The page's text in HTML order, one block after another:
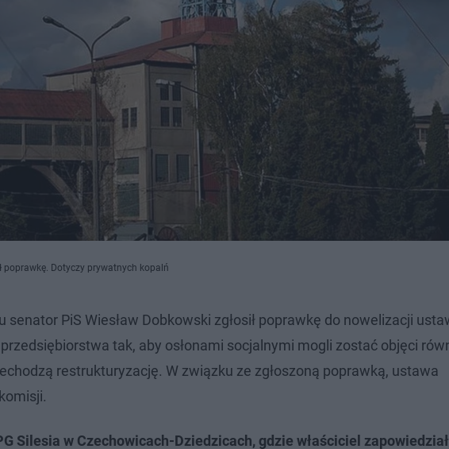
poprawkę. Dotyczy prywatnych kopalń
PiS Wiesław Dobkowski zgłosił poprawkę do nowelizacji
tak, aby osłonami socjalnymi mogli zostać objęci
restrukturyzację. W związku ze zgłoszoną poprawką, ustawa
Silesia w Czechowicach-Dziedzicach, gdzie właściciel zapowiedział